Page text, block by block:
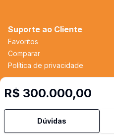
R$ 300.000,00
Dúvidas
Suporte ao Cliente
Favoritos
Comparar
Política de privacidade
Selo